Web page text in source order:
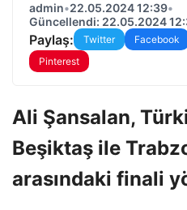
admin•22.05.2024 12:39•
Güncellendi: 22.05.2024
Paylaş: Twitter Facebook
Pinterest
Ali Şansalan,
Beşiktaş ile
arasındaki finali